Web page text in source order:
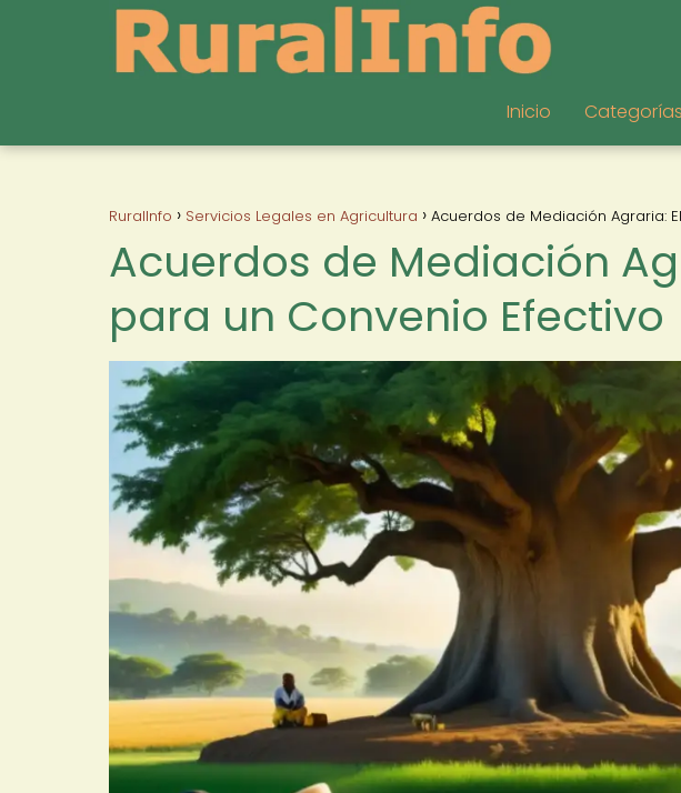
Inicio Categorías
RuralInfo Servicios Legales en Agricultura Acuerdos de Mediación Agraria:
Acuerdos de Mediación
para un Convenio Efectivo